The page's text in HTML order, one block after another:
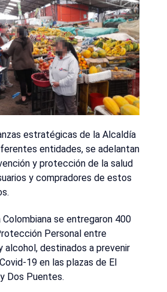
estratégicas de la Alcaldía
entidades, se adelantan
y protección de la salud
y compradores de estos
Colombiana se entregaron 400
Personal entre
alcohol, destinados a prevenir
19 en las plazas de El
Dos Puentes.